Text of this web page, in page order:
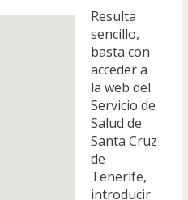
Resulta
sencillo,
basta con
acceder a
la web del
Servicio de
Salud de
Santa Cruz
de
Tenerife,
introducir